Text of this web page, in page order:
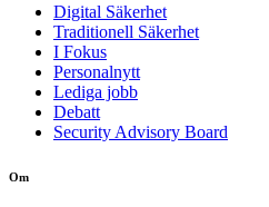
Digital Säkerhet
Traditionell Säkerhet
I Fokus
Personalnytt
Lediga jobb
Debatt
Security Advisory Board
Om